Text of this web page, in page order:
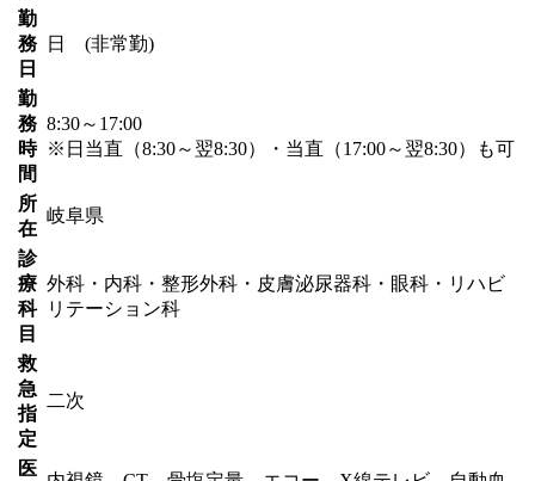
勤
務
日
日 (非常勤)
勤
務
時
間
8:30～17:00
※日当直（8:30～翌8:30）・当直（17:00～翌8:30）も可
所
在
岐阜県
診
療
科
目
外科・内科・整形外科・皮膚泌尿器科・眼科・リハビ
リテーション科
救
急
指
定
二次
医